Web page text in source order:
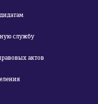
службу
актов